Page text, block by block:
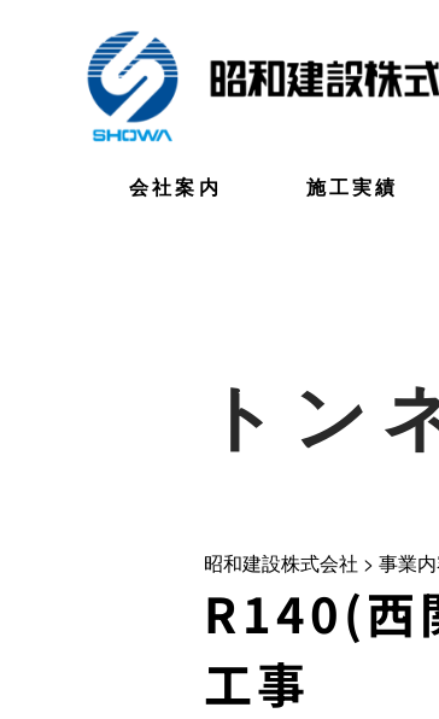
会社案内 施工実績
トン
昭和建設株式会社 > 事業
R140(西
工事